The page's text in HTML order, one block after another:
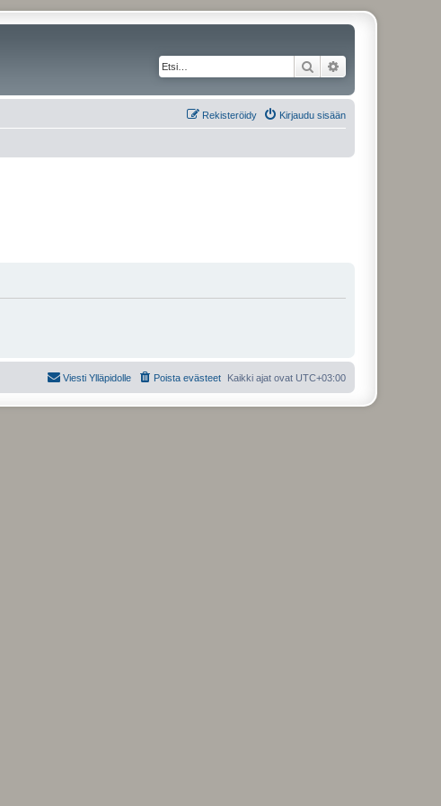
Etsi
Kirjaudu sisään
Rekisteröidy
Kaikki ajat ovat UTC+03:00
Poista evästeet
Viesti Ylläpidolle